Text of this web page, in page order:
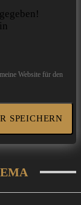
Website für den